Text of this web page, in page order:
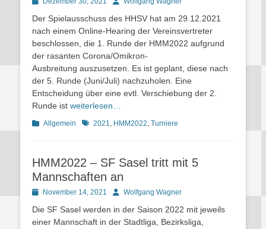
Der Spielausschuss des HHSV hat am 29.12.2021
nach einem Online-Hearing der Vereinsvertreter
beschlossen, die 1. Runde der HMM2022 aufgrund
der rasanten Corona/Omikron-
Ausbreitung auszusetzen. Es ist geplant, diese nach
der 5. Runde (Juni/Juli) nachzuholen. Eine
Entscheidung über eine evtl. Verschiebung der 2.
Runde ist weiterlesen…
Kategorien
Allgemein Schlagworte
2021, HMM2022, Turniere
HMM2022 – SF Sasel tritt mit 5
Mannschaften an
PostedNovember 14, 2021 AutorWolfgang Wagner
Die SF Sasel werden in der Saison 2022 mit jeweils
einer Mannschaft in der Stadtliga, Bezirksliga,